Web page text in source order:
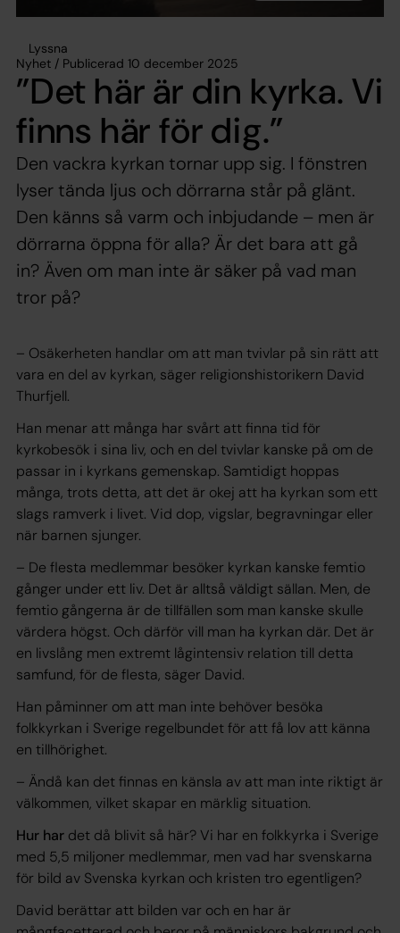
Lyssna
Nyhet / Publicerad 10 december 2025
”Det här är din kyrka. Vi
finns här för dig.”
Den vackra kyrkan tornar upp sig. I fönstren
lyser tända ljus och dörrarna står på glänt.
Den känns så varm och inbjudande – men är
dörrarna öppna för alla? Är det bara att gå
in? Även om man inte är säker på vad man
tror på?
– Osäkerheten handlar om att man tvivlar på sin rätt att
vara en del av kyrkan, säger religionshistorikern David
Thurfjell.
Han menar att många har svårt att finna tid för
kyrkobesök i sina liv, och en del tvivlar kanske på om de
passar in i kyrkans gemenskap. Samtidigt hoppas
många, trots detta, att det är okej att ha kyrkan som ett
slags ramverk i livet. Vid dop, vigslar, begravningar eller
när barnen sjunger.
– De flesta medlemmar besöker kyrkan kanske femtio
gånger under ett liv. Det är alltså väldigt sällan. Men, de
femtio gångerna är de tillfällen som man kanske skulle
värdera högst. Och därför vill man ha kyrkan där. Det är
en livslång men extremt lågintensiv relation till detta
samfund, för de flesta, säger David.
Han påminner om att man inte behöver besöka
folkkyrkan i Sverige regelbundet för att få lov att känna
en tillhörighet.
– Ändå kan det finnas en känsla av att man inte riktigt är
välkommen, vilket skapar en märklig situation.
Hur har det då blivit så här? Vi har en folkkyrka i Sverige
med 5,5 miljoner medlemmar, men vad har svenskarna
för bild av Svenska kyrkan och kristen tro egentligen?
David berättar att bilden var och en har är